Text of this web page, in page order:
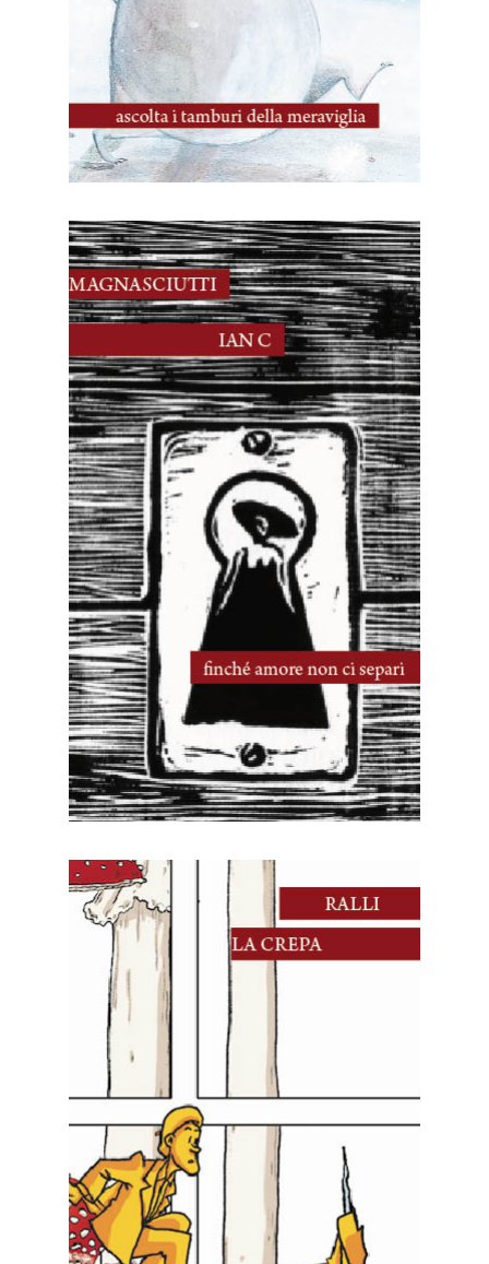
10 Novembre, 2024
Ian C
10 Novembre, 2024
La crepa